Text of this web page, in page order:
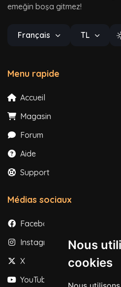
Nous
cookies
emeğin boşa gitmez!
Français TL
Menu rapide
Accueil
Magasin
Forum
Aide
Support
Médias sociaux
Facebook
Instagram
X
YouTube